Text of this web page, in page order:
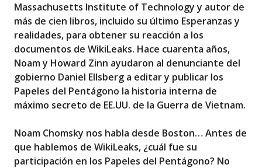
Massachusetts Institute of Technology y autor de
más de cien libros, incluido su último Esperanzas y
realidades, para obtener su reacción a los
documentos de WikiLeaks. Hace cuarenta años,
Noam y Howard Zinn ayudaron al denunciante del
gobierno Daniel Ellsberg a editar y publicar los
Papeles del Pentágono la historia interna de
máximo secreto de EE.UU. de la Guerra de Vietnam.
Noam Chomsky nos habla desde Boston… Antes de
que hablemos de WikiLeaks, ¿cuál fue su
participación en los Papeles del Pentágono? No